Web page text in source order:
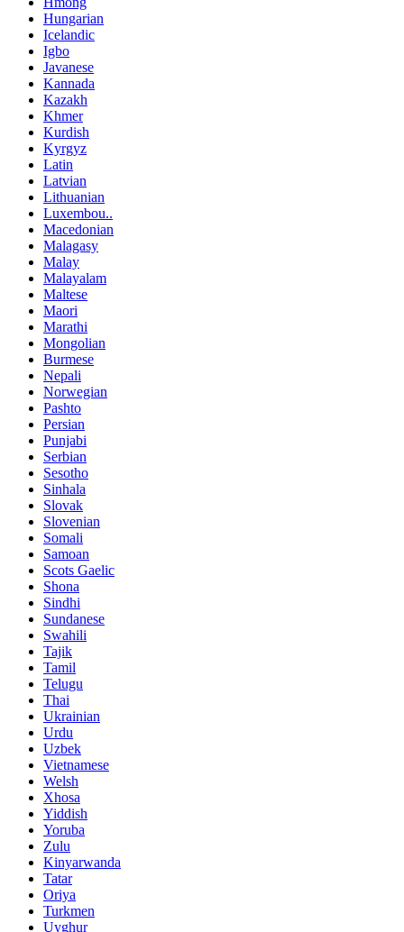
Hungarian
Icelandic
Igbo
Javanese
Kannada
Kazakh
Khmer
Kurdish
Kyrgyz
Latin
Latvian
Lithuanian
Luxembou..
Macedonian
Malagasy
Malay
Malayalam
Maltese
Maori
Marathi
Mongolian
Burmese
Nepali
Norwegian
Pashto
Persian
Punjabi
Serbian
Sesotho
Sinhala
Slovak
Slovenian
Somali
Samoan
Scots Gaelic
Shona
Sindhi
Sundanese
Swahili
Tajik
Tamil
Telugu
Thai
Ukrainian
Urdu
Uzbek
Vietnamese
Welsh
Xhosa
Yiddish
Yoruba
Zulu
Kinyarwanda
Tatar
Oriya
Turkmen
Uyghur